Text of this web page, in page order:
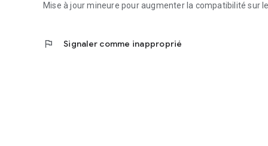
Mise à jour mineure pour augmenter la compatibilité sur
flag Signaler comme inapproprié